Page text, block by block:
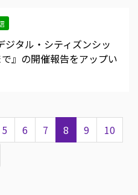
ジタル・シティズンシッ
』の開催報告をアップい
Page
5 Page
6 Page
7
カ
レ
8 Page
9 Page
10